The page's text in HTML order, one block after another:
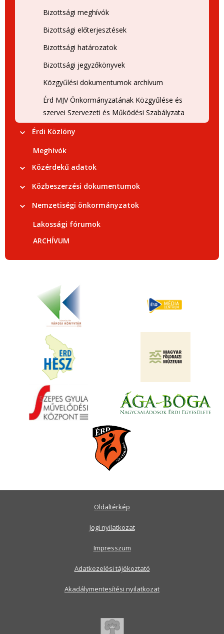
Bizottsági meghívók
Bizottsági előterjesztések
Bizottsági határozatok
Bizottsági jegyzőkönyvek
Közgyűlési dokumentumok archívum
Érd MJV Önkormányzatának Közgyűlése és
szervei Szervezeti és Működési Szabályzata
Érdi Közlöny
Meghívók
Közérdekű adatok
Közbeszerzési dokumentumok
Nemzetiségi önkormányzatok
Lakossági fórumok
ARCHÍVUM
Oldaltérkép
Jogi nyilatkozat
Impresszum
Adatkezelési tájékoztató
Akadálymentesítési nyilatkozat